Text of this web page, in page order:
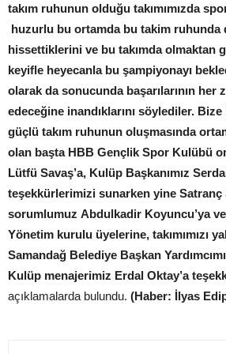
takım ruhunun olduğu takımımızda
huzurlu bu ortamda bu takim ruhunda
hissettiklerini ve bu takımda olmaktan
keyifle heyecanla bu şampiyonayı
olarak da sonucunda başarılarının her
edeceğine inandıklarını söylediler.
güçlü takım ruhunun oluşmasında
olan başta HBB Gençlik Spor Kulübü
Lütfü Savaş’a, Kulüp Başkanımız
teşekkürlerimizi sunarken yine Satranç
sorumlumuz Abdulkadir Koyuncu’ya
Yönetim kurulu üyelerine, takımımızı
Samandağ Belediye Başkan
Kulüp menajerimiz Erdal Oktay’a
açıklamalarda bulundu. (Haber: İlyas